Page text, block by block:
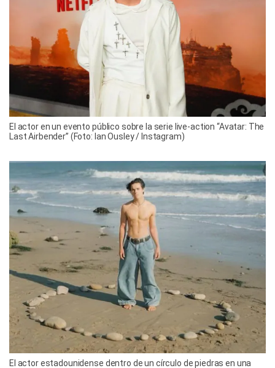
El actor en un evento público sobre la serie live-action “Avatar: The
Last Airbender” (Foto: Ian Ousley / Instagram)
El actor estadounidense dentro de un círculo de piedras en una